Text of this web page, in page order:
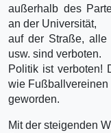
außerhalb des
an der Universität,
auf der Straße, alle
usw. sind verboten.
Politik ist verboten!
wie Fußballvereinen
geworden.
Mit der steigenden